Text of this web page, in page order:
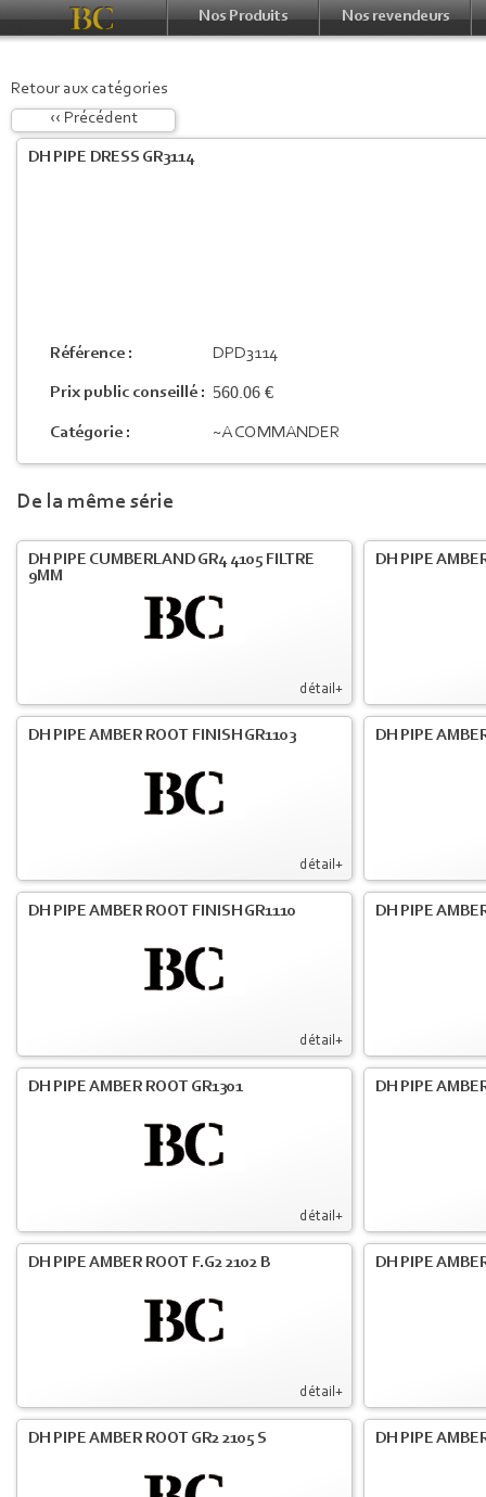
Nos Produits Nos revendeurs
Retour aux catégories
‹‹ Précédent
DH PIPE DRESS GR3114
Référence : DPD3114
Prix public conseillé : 560.06 €
Catégorie : ~A COMMANDER
De la même série
détail+
DH PIPE CUMBERLAND GR4 4105 FILTRE
9MM
DH PIPE
détail+
DH PIPE AMBER ROOT FINISH GR1103 DH PIPE
détail+
DH PIPE AMBER ROOT FINISH GR1110 DH PIPE
détail+
DH PIPE AMBER ROOT GR1301 DH PIPE
détail+
DH PIPE AMBER ROOT F.G2 2102 B DH PIPE
DH PIPE AMBER ROOT GR2 2105 S DH PIPE